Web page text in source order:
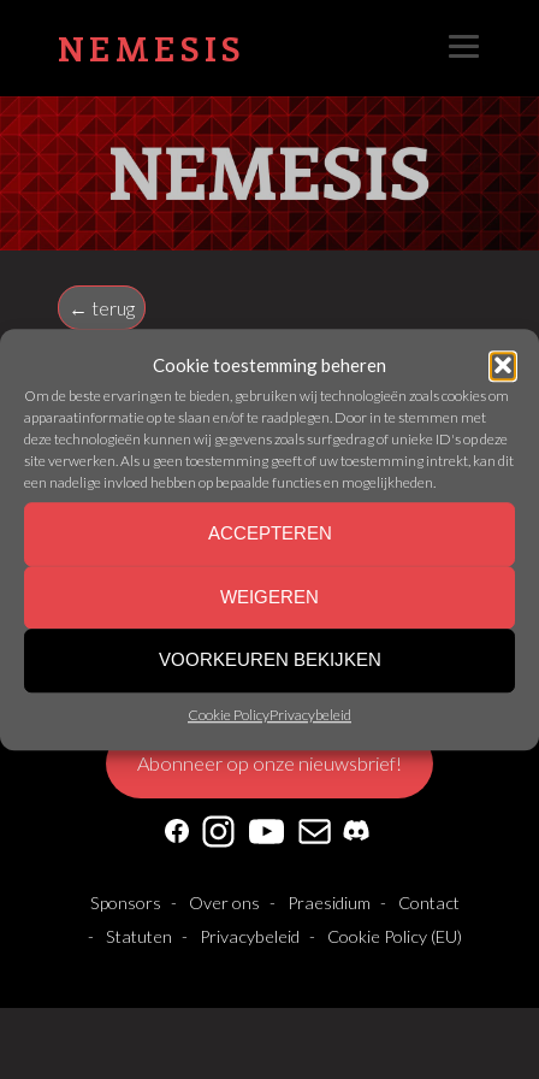
Cookie toestemming beheren
Om de beste ervaringen te bieden, gebruiken wij technologieën zoals cookies om
apparaatinformatie op te slaan en/of te raadplegen. Door in te stemmen met
deze technologieën kunnen wij gegevens zoals surfgedrag of unieke ID's op deze
site verwerken. Als u geen toestemming geeft of uw toestemming intrekt, kan dit
een nadelige invloed hebben op bepaalde functies en mogelijkheden.
ACCEPTEREN
WEIGEREN
VOORKEUREN BEKIJKEN
Cookie PolicyPrivacybeleid
NEMESIS
← terug
2016 – MEREL VANDEPUTTE –
ABACTIS
Webmaster - 11 March 2022
© Nemesis Gent | Made byNemesis
Abonneer op onze nieuwsbrief!
Facebook
Instagram
YouTube
Mail Discord
Sponsors Over ons Praesidium
Contact
Statuten
Privacybeleid Cookie Policy (EU)